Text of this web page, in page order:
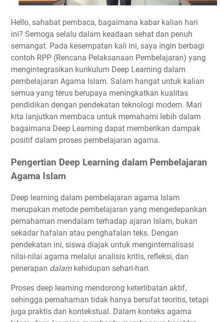
Hello, sahabat pembaca, bagaimana kabar kalian hari
ini? Semoga selalu dalam keadaan sehat dan penuh
semangat. Pada kesempatan kali ini, saya ingin berbagi
contoh RPP (Rencana Pelaksanaan Pembelajaran) yang
mengintegrasikan kurikulum Deep Learning dalam
pembelajaran Agama Islam. Salam hangat untuk kalian
semua yang terus berupaya meningkatkan kualitas
pendidikan dengan pendekatan teknologi modern. Mari
kita lanjutkan membaca untuk memahami lebih dalam
bagaimana Deep Learning dapat memberikan dampak
positif dalam proses pembelajaran agama.
Pengertian Deep Learning dalam Pembelajaran
Agama Islam
Deep learning dalam pembelajaran agama Islam
merupakan metode pembelajaran yang mengedepankan
pemahaman mendalam terhadap ajaran Islam, bukan
sekadar hafalan atau penghafalan teks. Dengan
pendekatan ini, siswa diajak untuk menginternalisasi
nilai-nilai agama melalui analisis kritis, refleksi, dan
penerapan dalamkehidupan sehari-hari.
Proses deep learning mendorong keterlibatan aktif,
sehingga pemahaman tidak hanya bersifat teoritis, tetapi
juga praktis dan kontekstual. Dalam konteks agama